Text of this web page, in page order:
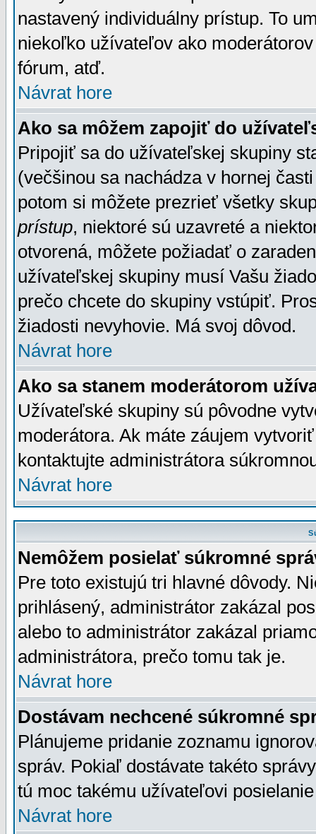
nastavený individuálny prístup. To
niekoľko užívateľov ako
fórum, atď.
Návrat hore
Ako sa môžem zapojiť do
Pripojiť sa do užívateľskej skupiny
(večšinou sa nachádza v hornej
potom si môžete prezrieť všetky
prístup, niektoré sú uzavreté a
otvorená, môžete požiadať o
užívateľskej skupiny musí Vašu
prečo chcete do skupiny vstúpiť.
žiadosti nevyhovie. Má svoj dôvod.
Návrat hore
Ako sa stanem moderátorom
Užívateľské skupiny sú pôvodne
moderátora. Ak máte záujem
kontaktujte administrátora
Návrat hore
Nemôžem posielať súkromné
Pre toto existujú tri hlavné dôvody.
prihlásený, administrátor zakázal
alebo to administrátor zakázal
administrátora, prečo tomu tak je.
Návrat hore
Dostávam nechcené súkromné
Plánujeme pridanie zoznamu
správ. Pokiaľ dostávate takéto
tú moc takému užívateľovi
Návrat hore